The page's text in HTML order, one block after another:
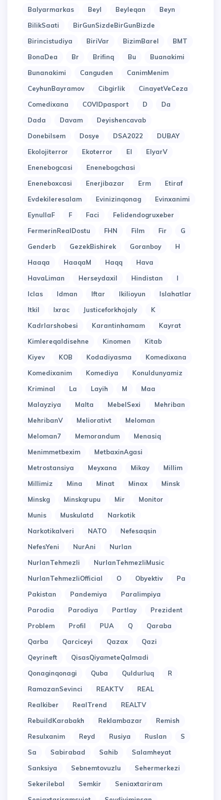
Balyarmarkas
Beyl Beyleqan
Beyn
BilikSaati
BirGunSizdeBirGunBizde
Birincistudiya
BiriVar BizimBarel
BMT
BonaDea
Br Brifinq Bu
Buanakimi
Bunanakimi
Canguden
CanimMenim
CeyhunBayramov
Cibgirlik
CinayetVeCeza
Comedixana
COVIDpasport D
Da
Dada
Davam
Deyishencavab
Donebilsem
Dosye DSA2022
DUBAY
Ekolojiterror
Ekoterror El
ElyarV
Enenebogcasi
Enenebogchasi
Eneneboxcasi
Enerjibazar Erm
Etiraf
Evdekileresalam
Evinizinqonag
Evinxanimi
EynullaF
F Faci
Felidendogruxeber
FermerinRealDostu
FHN Film Fir
G
Genderb
GezekBishirek Goranboy
H
Haaqa
HaaqaM Haqq
Hava
HavaLiman
Herseydaxil Hindistan
I
Iclas
Idman Iftar Ikilioyun
Islahatlar
Itkil
Ixrac Justiceforkhojaly
K
Kadrlarshobesi
Karantinhamam
Kayrat
Kimlereqaldisehne
Kinomen
Kitab
Kiyev
KOB Kodadiyasma
Komedixana
Komedixanim
Komediya
Konuldunyamiz
Kriminal
La Layih M
Maa
Malayziya
Malta MebelSexi
Mehriban
MehribanV
Meliorativt
Meloman
Meloman7
Memorandum
Menasiq
Menimmetbexim
MetbaxinAgasi
Metrostansiya
Meyxana Mikay
Millim
Millimiz
Mina Minat Minax
Minsk
Minskg
Minskqrupu Mir
Monitor
Munis
Muskulatd
Narkotik
Narkotikalveri
NATO
Nefesaqsin
NefesYeni
NurAni
Nurlan
NurlanTehmezli
NurlanTehmezliMusic
NurlanTehmezliOfficial
O Obyektiv
Pa
Pakistan
Pandemiya
Paralimpiya
Parodia
Parodiya Partlay
Prezident
Problem
Profil PUA Q
Qaraba
Qarba
Qarciceyi Qazax
Qazi
Qeyrineft
QisasQiyameteQalmadi
Qonaginqonagi
Quba Quldurluq
R
RamazanSevinci
REAKTV
REAL
Realkiber
RealTrend
REALTV
RebuildKarabakh
Reklambazar
Remish
Resulxanim
Reyd Rusiya Ruslan
S
Sa
Sabirabad Sahib
Salamheyat
Sanksiya
Sebnemtovuzlu
Sehermerkezi
Sekerilebal
Semkir
Seniaxtariram